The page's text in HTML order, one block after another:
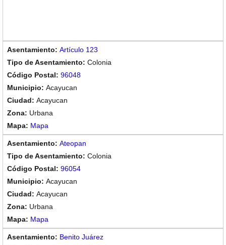
Artículo 123
Colonia
96048
Acayucan
Acayucan
Urbana
Mapa
Ateopan
Colonia
96054
Acayucan
Acayucan
Urbana
Mapa
Benito Juárez